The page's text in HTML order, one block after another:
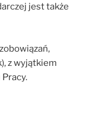
jest także
z wyjątkiem